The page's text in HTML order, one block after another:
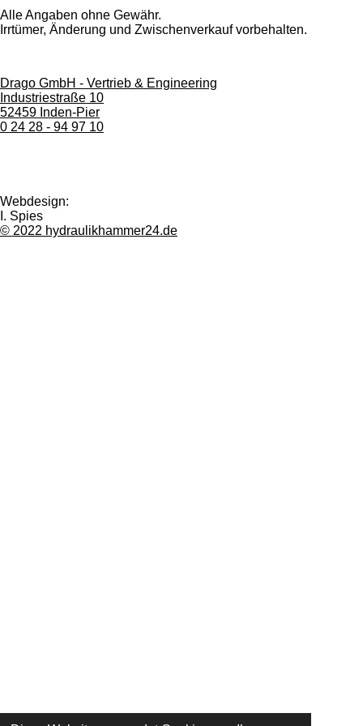
Alle Angaben ohne Gewähr.
Irrtümer, Änderung und Zwischenverkauf vorbehalten.
Drago GmbH - Vertrieb & Engineering
Industriestraße 10
52459 Inden-Pier
0 24 28 - 94 97 10
Webdesign:
I. Spies
© 2022 hydraulikhammer24.de